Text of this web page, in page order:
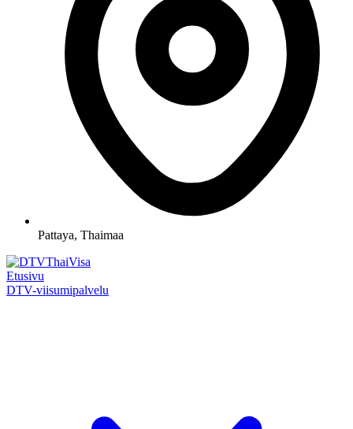
Pattaya, Thaimaa
Etusivu
DTV-viisumipalvelu